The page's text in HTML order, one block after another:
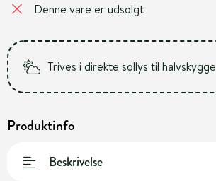
Denne vare er udsolgt
Trives i direkte sollys til halvskygge
Produktinfo
Beskrivelse